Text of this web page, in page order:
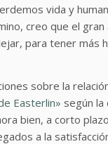
vida y
creo que el
para tener más
sobre la
Easterlin» según la
bien, a corto
a la